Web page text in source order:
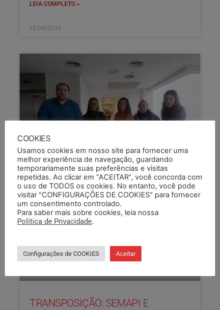
LEIA COMPLETO »
12/06/2025
TRANSPOSIÇÃO: SEMAPI E
COOKIES
Usamos cookies em nosso site para fornecer uma
melhor experiência de navegação, guardando
temporariamente suas preferências e visitas
repetidas. Ao clicar em “ACEITAR”, você concorda com
o uso de TODOS os cookies. No entanto, você pode
visitar "CONFIGURAÇÕES DE COOKIES" para fornecer
um consentimento controlado.
Para saber mais sobre cookies, leia nossa
Política de Privacidade.
Configurações de COOKIES Aceitar